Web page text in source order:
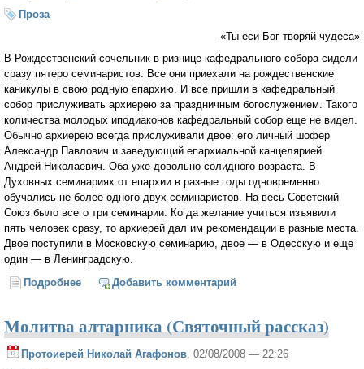
Проза
«Ты еси Бог творяй чудеса»
В Рождественский сочельник в ризнице кафедрального собора сидели
сразу пятеро семинаристов. Все они приехали на рождественские
каникулы в свою родную епархию. И все пришли в кафедральный
собор прислуживать архиерею за праздничным богослужением. Такого
количества молодых иподиаконов кафедральный собор еще не видел.
Обычно архиерею всегда прислуживали двое: его личный шофер
Александр Павлович и заведующий епархиальной канцелярией
Андрей Николаевич. Оба уже довольно солидного возраста. В
Духовных семинариях от епархии в разные годы одновременно
обучались не более одного-двух семинаристов. На весь Советский
Союз было всего три семинарии. Когда желание учиться изъявили
пять человек сразу, то архиерей дал им рекомендации в разные места.
Двое поступили в Московскую семинарию, двое — в Одесскую и еще
один — в Ленинградскую.
Подробнее о Соборный чтец
Добавить комментарий
Молитва алтарника (Святочный рассказ)
Протоиерей Николай Агафонов, 02/08/2008 — 22:26